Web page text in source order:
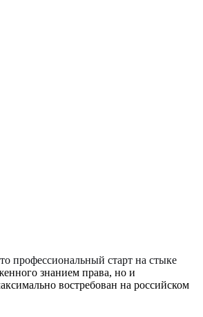
профессиональный старт на стыке
знанием права, но и
востребован на российском